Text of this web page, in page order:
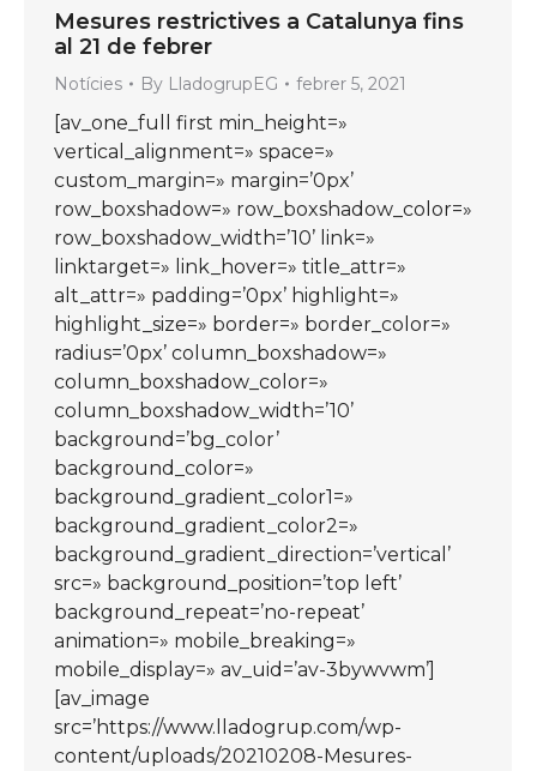
Mesures restrictives a Catalunya fins
al 21 de febrer
Notícies By LladogrupEG febrer 5, 2021
[av_one_full first min_height=»
vertical_alignment=» space=»
custom_margin=» margin=’0px’
row_boxshadow=» row_boxshadow_color=»
row_boxshadow_width=’10’ link=»
linktarget=» link_hover=» title_attr=»
alt_attr=» padding=’0px’ highlight=»
highlight_size=» border=» border_color=»
radius=’0px’ column_boxshadow=»
column_boxshadow_color=»
column_boxshadow_width=’10’
background=’bg_color’
background_color=»
background_gradient_color1=»
background_gradient_color2=»
background_gradient_direction=’vertical’
src=» background_position=’top left’
background_repeat=’no-repeat’
animation=» mobile_breaking=»
mobile_display=» av_uid=’av-3bywvwm’]
[av_image
src=’https://www.lladogrup.com/wp-
content/uploads/20210208-Mesures-